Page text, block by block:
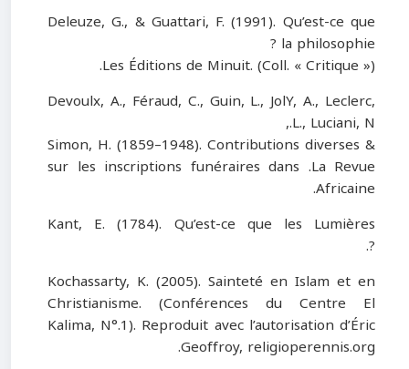
Deleuze, G., & Guattari, F. (1991). Qu’est-ce que
la philosophie ?
Les Éditions de Minuit. (Coll. « Critique »).
Devoulx, A., Féraud, C., Guin, L., JolY, A., Leclerc,
L., Luciani, N.,
& Simon, H. (1859–1948). Contributions diverses
sur les inscriptions funéraires dans .La Revue
Africaine
.
Kant, E. (1784). Qu’est-ce que les Lumières
?
.
Kochassarty, K. (2005). Sainteté en Islam et en
Christianisme. (Conférences du Centre El
Kalima, N°.1). Reproduit avec l’autorisation d’Éric
Geoffroy, religioperennis.org.